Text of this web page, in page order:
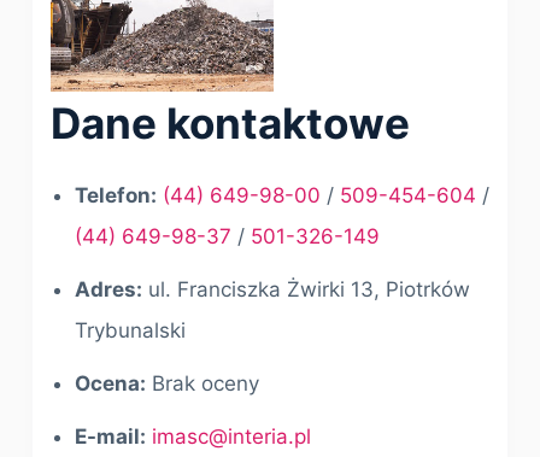
Dane kontaktowe
Telefon: (44) 649-98-00 / 509-454-604 /
(44) 649-98-37 / 501-326-149
Adres: ul. Franciszka Żwirki 13, Piotrków
Trybunalski
Ocena: Brak oceny
E-mail: imasc@interia.pl